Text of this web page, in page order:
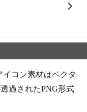
イコン素材はベクタ
過されたPNG形式